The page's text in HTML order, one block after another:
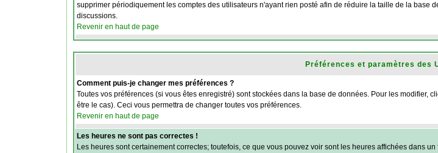
supprimer périodiquement les comptes des utilisateurs n'ayant rien posté afin de réduire la taille de la base
discussions.
Revenir en haut de page
Préférences et paramètres des
Comment puis-je changer mes préférences ?
Toutes vos préférences (si vous êtes enregistré) sont stockées dans la base de données. Pour les modifier,
être le cas). Ceci vous permettra de changer toutes vos préférences.
Revenir en haut de page
Les heures ne sont pas correctes !
Les heures sont certainement correctes; toutefois, ce que vous pouvez voir sont les heures affichées dans